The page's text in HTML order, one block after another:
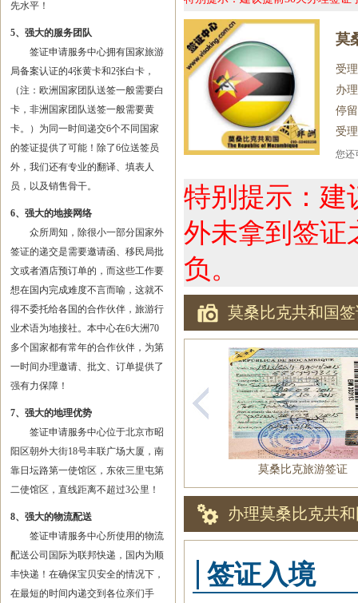
先水平！
5、强大的服务团队
签证申请服务中心拥有国家旅游
局备案认证的4张黄卡和2张白卡，
（注：欧洲国家团队送签一般需要白
卡，非洲国家团队送签一般需要黄
卡。）为同一时间递交6个不同国家
的签证提供了可能！除了6位送签员
外，我们还有专业的翻译、填表人
员，以及销售骨干。
6、强大的地接网络
众所周知，除很小一部分国家外
签证的递交是需要邀请函、移民局批
文或者酒店预订单的，而这些工作要
想在国内完成难度不言而喻，这就不
得不委托给各国的合作伙伴，旅游行
业术语为地接社。本中心在6大洲70
多个国家都有常年的合作伙伴，为第
一时间办理邀请、批文、订单提供了
强有力保障！
7、强大的地理优势
签证申请服务中心位于北京市昭
阳区朝外大街18号丰联广场大厦，南
靠日坛路第一使馆区，东依三里屯第
二使馆区，直线距离不超过3公里！
8、强大的物流配送
签证申请服务中心所使用的物流
配送公司国际为联邦快递，国内为顺
丰快递！在确保宝贝安全的情况下，
在最短的时间内递交到各位亲们手
莫
受
办
停
受
您
特别提示：建
外未拿到签证
负。
莫桑比克共和国
莫桑比克旅游签证
办理莫桑比克共
签证入境